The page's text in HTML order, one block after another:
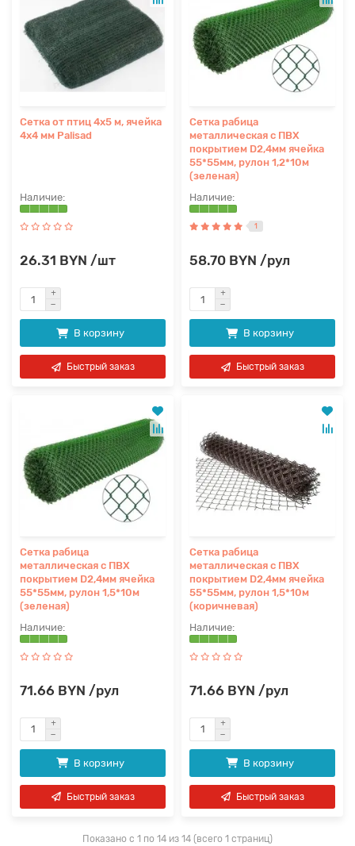
Сетка от птиц 4х5 м, ячейка
4х4 мм Palisad
26.31 BYN /шт
В корзину
Быстрый заказ
Сетка рабица
металлическая с ПВХ
покрытием D2,4мм ячейка
55*55мм, рулон 1,2*10м
(зеленая)
1
58.70 BYN /рул
В корзину
Быстрый заказ
Сетка рабица
металлическая с ПВХ
покрытием D2,4мм ячейка
55*55мм, рулон 1,5*10м
(зеленая)
71.66 BYN /рул
В корзину
Быстрый заказ
Сетка рабица
металлическая с ПВХ
покрытием D2,4мм ячейка
55*55мм, рулон 1,5*10м
(коричневая)
71.66 BYN /рул
В корзину
Быстрый заказ
Показано с 1 по 14 из 14 (всего 1 страниц)